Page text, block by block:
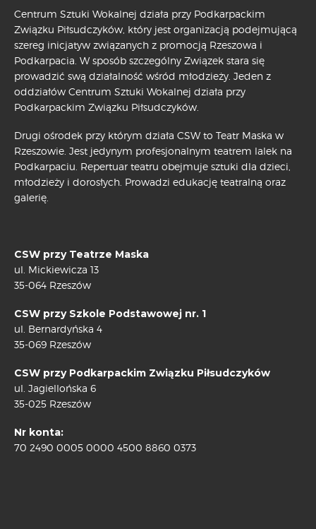
Centrum Sztuki Wokalnej działa przy Podkarpackim
Związku Piłsudczyków, który jest organizacją podejmującą
szereg inicjatyw związanych z promocją Rzeszowa i
Podkarpacia. W sposób szczególny Związek stara się
prowadzić swą działalność wśród młodzieży. Jeden z
oddziałów Centrum Sztuki Wokalnej działa przy
Podkarpackim Związku Piłsudczyków.
Drugi ośrodek przy którym działa CSW to Teatr Maska w
Rzeszowie. Jest jedynym profesjonalnym teatrem lalek na
Podkarpaciu. Repertuar teatru obejmuje sztuki dla dzieci,
młodzieży i dorosłych. Prowadzi edukację teatralną oraz
galerię.
CSW przy Teatrze Maska
ul. Mickiewicza 13
35-064 Rzeszów
CSW przy Szkole Podstawowej nr. 1
ul. Bernardyńska 4
35-069 Rzeszów
CSW przy Podkarpackim Związku Piłsudczyków
ul. Jagiellońska 6
35-025 Rzeszów
Nr konta:
70 2490 0005 0000 4500 8860 0373